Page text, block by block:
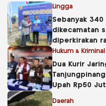
Lingga
Sebanyak
dikecamatan
diperkirakan
Hukum & Kriminal
Dua Kurir
Upah Rp50
Daerah